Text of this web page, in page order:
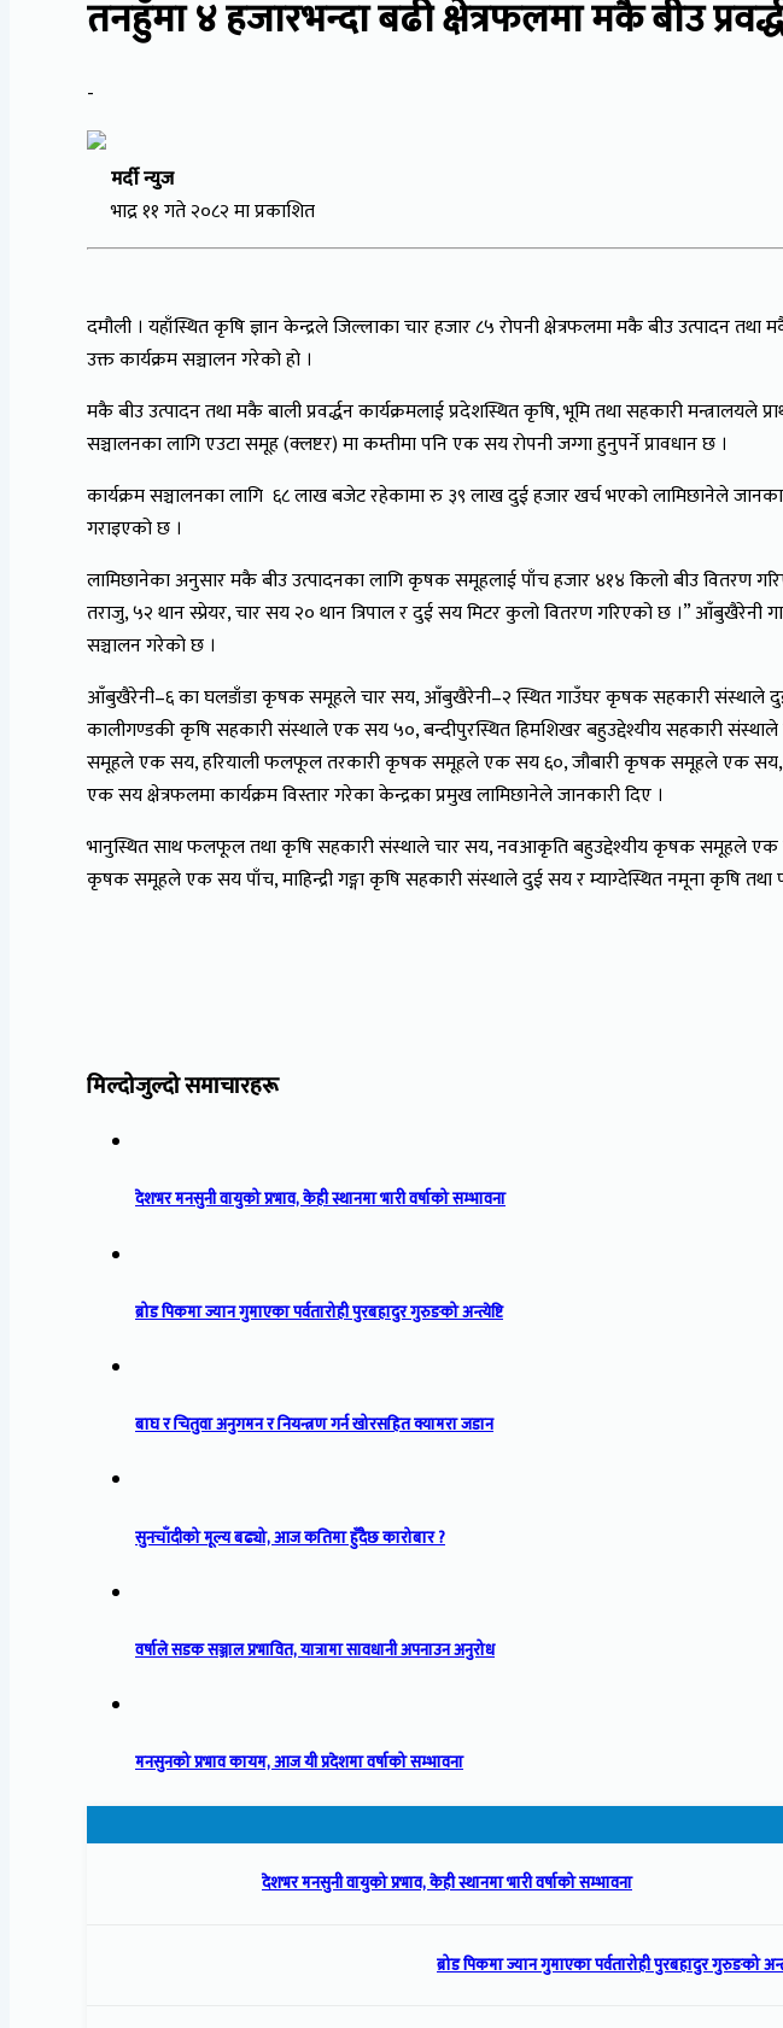
तनहुँमा ४ हजारभन्दा बढी क्षेत्रफलमा मकै बीउ
-
मर्दी न्युज
भाद्र ११ गते २०८२ मा प्रकाशित
दमौली । यहाँस्थित कृषि ज्ञान केन्द्रले जिल्लाका चार हजार ८५ रोपनी क्षेत्रफलमा मकै बीउ उत्पादन
उक्त कार्यक्रम सञ्चालन गरेको हो ।
मकै बीउ उत्पादन तथा मकै बाली प्रवर्द्धन कार्यक्रमलाई प्रदेशस्थित कृषि, भूमि तथा सहकारी मन्त्रालयले
सञ्चालनका लागि एउटा समूह (क्लष्टर) मा कम्तीमा पनि एक सय रोपनी जग्गा हुनुपर्ने प्रावधान छ ।
कार्यक्रम सञ्चालनका लागि ६८ लाख बजेट रहेकामा रु ३९ लाख दुई हजार खर्च भएको लामिछानेले
गराइएको छ ।
लामिछानेका अनुसार मकै बीउ उत्पादनका लागि कृषक समूहलाई पाँच हजार ४१४ किलो बीउ वितरण
तराजु, ५२ थान स्प्रेयर, चार सय २० थान त्रिपाल र दुई सय मिटर कुलो वितरण गरिएको छ ।” आँबुखैरेनी
सञ्चालन गरेको छ ।
आँबुखैरेनी–६ का घलडाँडा कृषक समूहले चार सय, आँबुखैरेनी–२ स्थित गाउँघर कृषक सहकारी संस्थाले
कालीगण्डकी कृषि सहकारी संस्थाले एक सय ५०, बन्दीपुरस्थित हिमशिखर बहुउद्देश्यीय सहकारी
समूहले एक सय, हरियाली फलफूल तरकारी कृषक समूहले एक सय ६०, जौबारी कृषक समूहले एक सय,
एक सय क्षेत्रफलमा कार्यक्रम विस्तार गरेका केन्द्रका प्रमुख लामिछानेले जानकारी दिए ।
भानुस्थित साथ फलफूल तथा कृषि सहकारी संस्थाले चार सय, नवआकृति बहुउद्देश्यीय कृषक समूहले एक
कृषक समूहले एक सय पाँच, माहिन्द्री गङ्गा कृषि सहकारी संस्थाले दुई सय र म्याग्देस्थित नमूना कृषि
मिल्दोजुल्दो समाचारहरू
देशभर मनसुनी वायुको प्रभाव, केही स्थानमा भारी वर्षाको सम्भावना
ब्रोड पिकमा ज्यान गुमाएका पर्वतारोही पुरबहादुर गुरुङको अन्त्येष्टि
बाघ र चितुवा अनुगमन र नियन्त्रण गर्न खोरसहित क्यामरा जडान
सुनचाँदीको मूल्य बढ्यो, आज कतिमा हुँदैछ कारोबार ?
वर्षाले सडक सञ्जाल प्रभावित, यात्रामा सावधानी अपनाउन अनुरोध
मनसुनको प्रभाव कायम, आज यी प्रदेशमा वर्षाको सम्भावना
देशभर मनसुनी वायुको प्रभाव, केही स्थानमा भारी वर्षाको सम्भावना
ब्रोड पिकमा ज्यान गुमाएका पर्वतारोही पुरबहादुर गुरुङको